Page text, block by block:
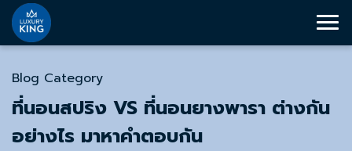
Blog Category
ที่นอนสปริง VS ที่นอนยางพารา ต่างกัน
อย่างไร มาหาคำตอบกัน